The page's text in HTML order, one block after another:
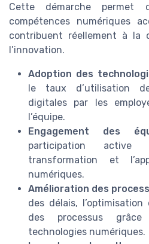
Cette démarche permet
compétences numériques
contribuent réellement à la
l’innovation.
Adoption des
le taux d’utilisation
digitales par les
l’équipe.
Engagement des
participation
transformation et
numériques.
Amélioration des
des délais,
des processus
technologies numériques.